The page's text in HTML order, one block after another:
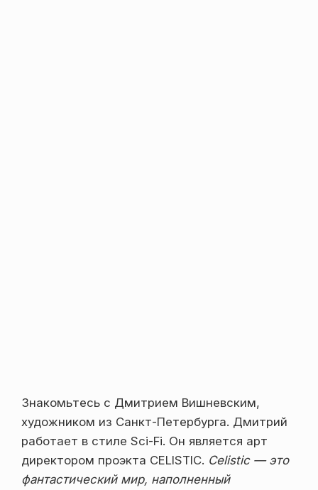
Знакомьтесь с Дмитрием Вишневским,
художником из Санкт-Петербурга. Дмитрий
работает в стиле Sci-Fi. Он является арт
директором проэкта CELISTIC. Celistic — это
фантастический мир, наполненный